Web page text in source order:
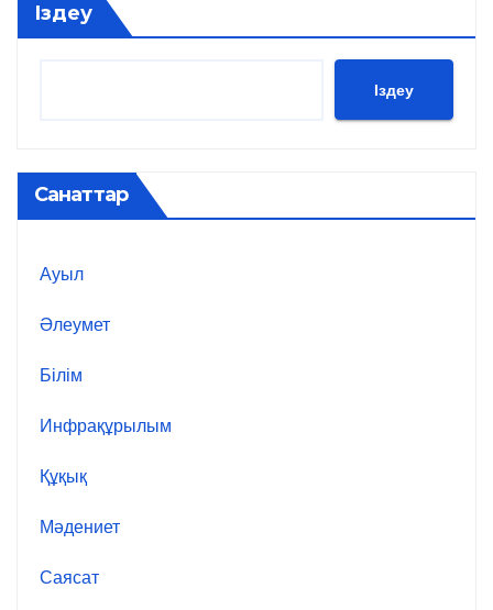
Іздеу
Іздеу
Санаттар
Ауыл
Әлеумет
Білім
Инфрақұрылым
Құқық
Мәдениет
Саясат